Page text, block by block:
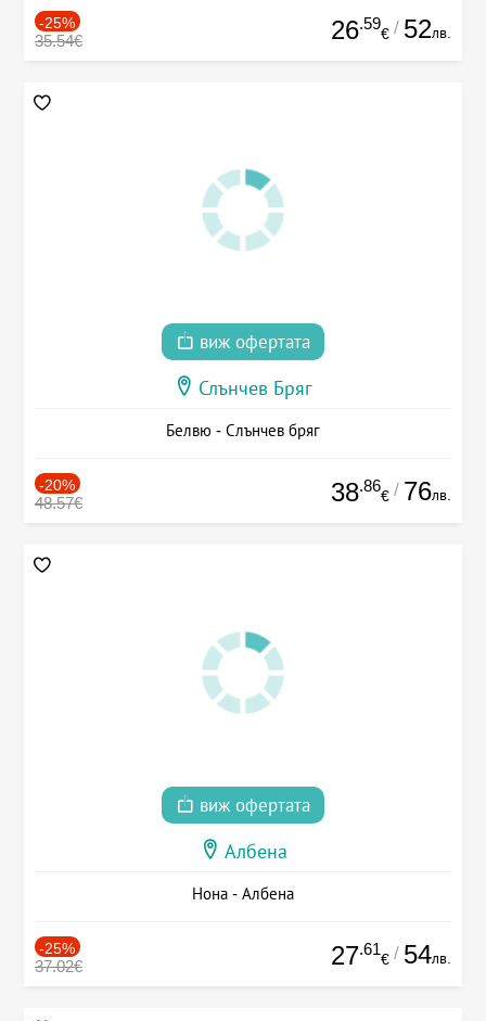
-25%
35.54€ 26.59
€ / 52лв.
виж офертата
Слънчев Бряг
Белвю - Слънчев бряг
-20%
48.57€ 38.86
€ / 76лв.
виж офертата
Албена
Нона - Албена
-25%
37.02€ 27.61
€ / 54лв.